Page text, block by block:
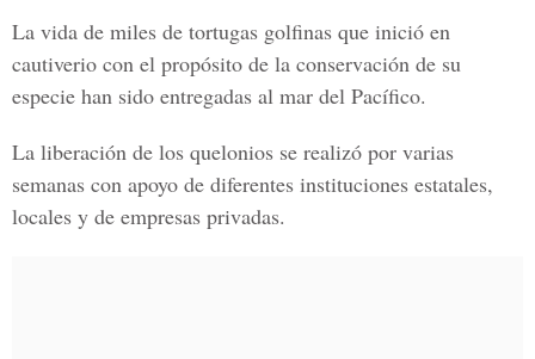
La vida de miles de tortugas golfinas que inició en
cautiverio con el propósito de la conservación de su
especie han sido entregadas al mar del Pacífico.
La liberación de los quelonios se realizó por varias
semanas con apoyo de diferentes instituciones estatales,
locales y de empresas privadas.